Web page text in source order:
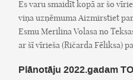
Es varu smaidīt kopā ar šo
viņa uzņēmuma Aizmirstiet
Esmu Merilina Volasa no
ar šī vīrieša (Ričarda Fēliksa)
Plānotāju 2022.gadam